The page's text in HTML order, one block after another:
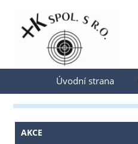
Přihlásit se
Úvodní strana
AKCE